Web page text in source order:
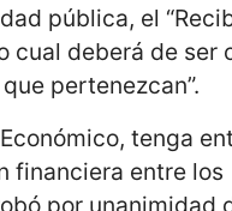
pública, el
cual deberá de ser
pertenezcan”.
tenga
financiera entre los
por unanimidad